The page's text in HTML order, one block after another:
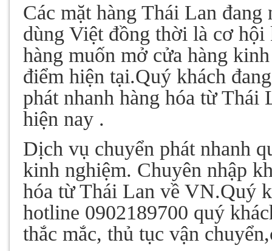
Các mặt hàng Thái Lan
dùng Việt đồng thời là cơ hội
hàng muốn mở cửa hàng
điểm hiện tại.Quý khách
phát nhanh hàng hóa từ
hiện nay .
Dịch vụ chuyển phát nhanh
kinh nghiệm. Chuyên nhập
hóa từ Thái Lan về VN.Quý
hotline 0902189700 quý
thắc mắc, thủ tục vận